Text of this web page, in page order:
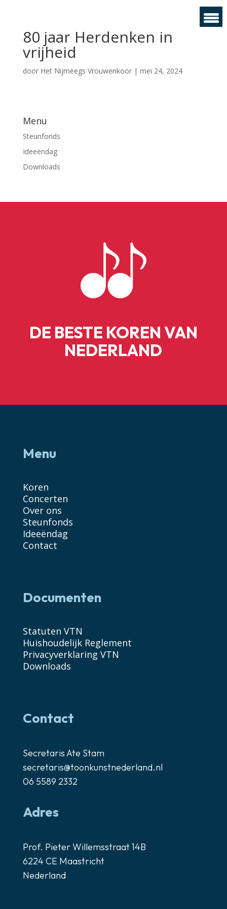
80 jaar Herdenken in
vrijheid
door Het Nijmeegs Vrouwenkoor| mei 24, 2024
Menu
Steunfonds
Ideeëndag
Downloads
DE BESTE KOREN VAN
NEDERLAND
Menu
Koren
Concerten
Over ons
Steunfonds
Ideeëndag
Contact
Documenten
Statuten VTN
Huishoudelijk Reglement
Privacyverklaring VTN
Downloads
Contact
Secretaris Ate Stam
secretaris@toonkunstnederland.nl
06 5589 2332
Adres
Prof. Pieter Willemsstraat 14B
6224 CE Maastricht
Nederland